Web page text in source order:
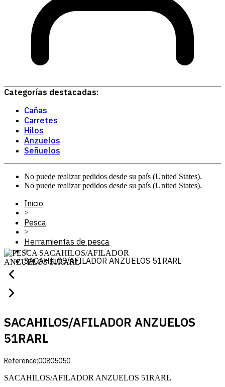
Categorías destacadas:
Cañas
Carretes
Hilos
Anzuelos
Señuelos
No puede realizar pedidos desde su país (United States).
No puede realizar pedidos desde su país (United States).
Inicio
>
Pesca
>
Herramientas de pesca
>
SACAHILOS/AFILADOR ANZUELOS 51RARL
SACAHILOS/AFILADOR ANZUELOS
51RARL
Reference:00805050
SACAHILOS/AFILADOR ANZUELOS 51RARL